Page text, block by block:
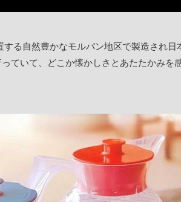
る自然豊かなモルバン地区で製造され日
ていて、どこか懐かしさとあたたかみを